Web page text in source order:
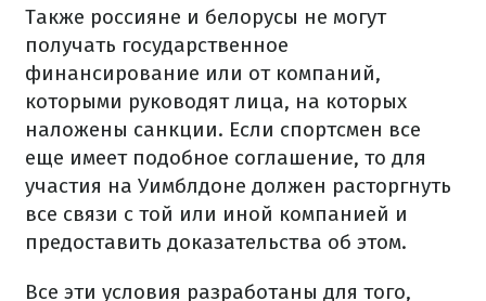
Также россияне и белорусы не могут
получать государственное
финансирование или от компаний,
которыми руководят лица, на которых
наложены санкции. Если спортсмен все
еще имеет подобное соглашение, то для
участия на Уимблдоне должен расторгнуть
все связи с той или иной компанией и
предоставить доказательства об этом.
Все эти условия разработаны для того,